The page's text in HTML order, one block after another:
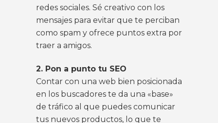
redes sociales. Sé creativo con los
mensajes para evitar que te perciban
como spam y ofrece puntos extra por
traer a amigos.
2. Pon a punto tu SEO
Contar con una web bien posicionada
en los buscadores te da una «base»
de tráfico al que puedes comunicar
tus nuevos productos, lo que te